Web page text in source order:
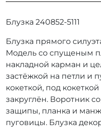
Блузка 240852-5111
Блузка прямого
Модель со спущеным
накладной карман и
застёжкой на петли и
кокеткой, под
закруглён. Воротник
защипы, планка и
пуговицы. Блузка